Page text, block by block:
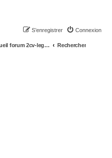
Connexion
S’enregistrer
Accueil forum 2cv-legende.com Rechercher